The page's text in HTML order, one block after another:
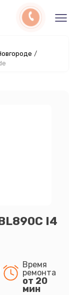
/
I4
Время
ремонта
от 20
мин